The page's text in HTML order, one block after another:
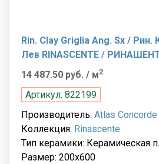
Rin. Clay Griglia Ang. Sx /
Лев RINASCENTE /
14 487.50 руб. / м2
Артикул: 822199
Производитель: Atlas Concorde
Коллекция: Rinascente
Тип керамики: Керамическая
Размер: 200x600